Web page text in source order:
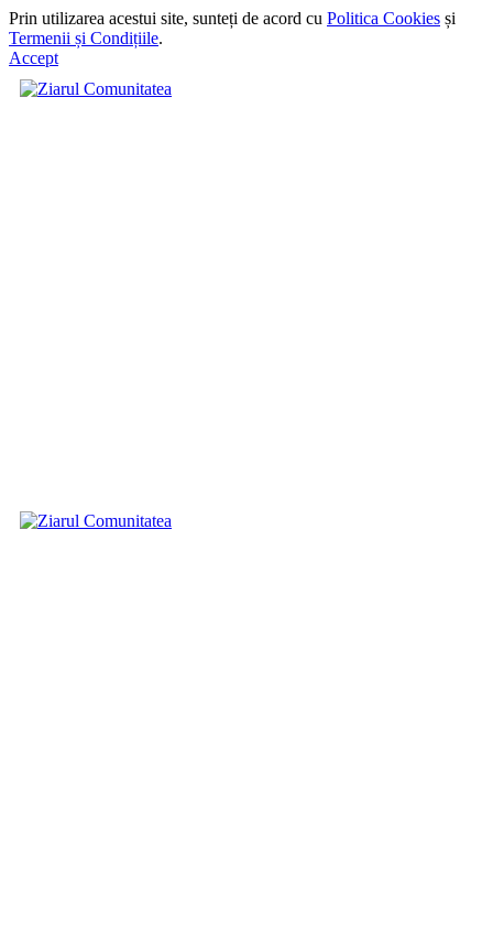
Prin utilizarea acestui site, sunteți de acord cu Politica Cookies și
Termenii și Condițiile.
Accept